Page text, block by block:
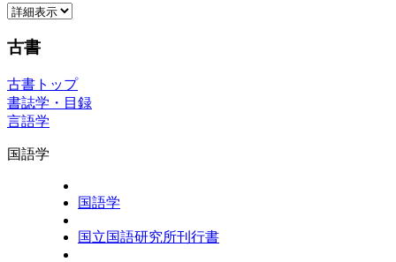
古書
古書トップ
書誌学・目録
言語学
国語学
国語学
国立国語研究所刊行書